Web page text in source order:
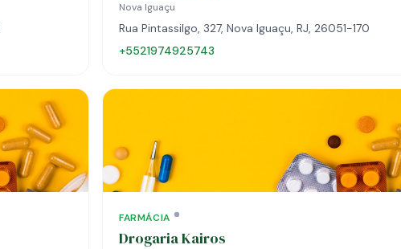
Nova Iguaçu
Rua Pintassilgo, 327, Nova Iguaçu, RJ, 26051-170
+5521974925743
FARMÁCIA
Drogaria Kairos